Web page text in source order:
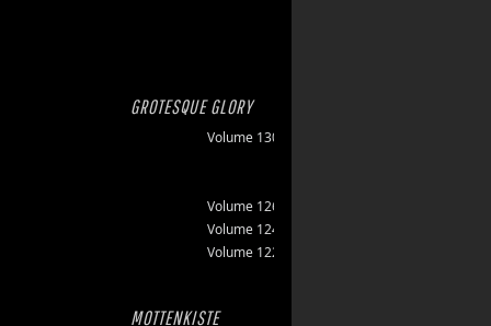
GROTESQUE GLORY
Volume 130
Volume 126
Volume 124
Volume 122
MOTTENKISTE